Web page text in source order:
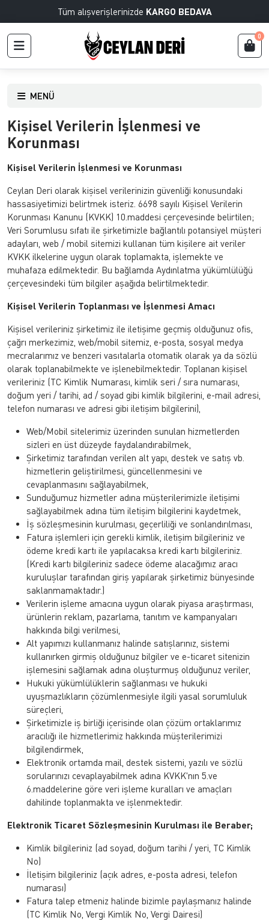
Tüm alışverişlerinizde KARGO BEDAVA
0
MENÜ
Kişisel Verilerin İşlenmesi ve
Korunması
Kişisel Verilerin İşlenmesi ve Korunması
Ceylan Deri olarak kişisel verilerinizin güvenliği konusundaki
hassasiyetimizi belirtmek isteriz. 6698 sayılı Kişisel Verilerin
Korunması Kanunu (KVKK) 10.maddesi çerçevesinde belirtilen;
Veri Sorumlusu sıfatı ile şirketimizle bağlantılı potansiyel müşteri
adayları, web / mobil sitemizi kullanan tüm kişilere ait veriler
KVKK ilkelerine uygun olarak toplamakta, işlemekte ve
muhafaza edilmektedir. Bu bağlamda Aydınlatma yükümlülüğü
çerçevesindeki tüm bilgiler aşağıda belirtilmektedir.
Kişisel Verilerin Toplanması ve İşlenmesi Amacı
Kişisel verileriniz şirketimiz ile iletişime geçmiş olduğunuz ofis,
çağrı merkezimiz, web/mobil sitemiz, e-posta, sosyal medya
mecralarımız ve benzeri vasıtalarla otomatik olarak ya da sözlü
olarak toplanabilmekte ve işlenebilmektedir. Toplanan kişisel
verileriniz (TC Kimlik Numarası, kimlik seri / sıra numarası,
doğum yeri / tarihi, ad / soyad gibi kimlik bilgilerini, e-mail adresi,
telefon numarası ve adresi gibi iletişim bilgilerini),
Web/Mobil sitelerimiz üzerinden sunulan hizmetlerden
sizleri en üst düzeyde faydalandırabilmek,
Şirketimiz tarafından verilen alt yapı, destek ve satış vb.
hizmetlerin geliştirilmesi, güncellenmesini ve
cevaplanmasını sağlayabilmek,
Sunduğumuz hizmetler adına müşterilerimizle iletişimi
sağlayabilmek adına tüm iletişim bilgilerini kaydetmek,
İş sözleşmesinin kurulması, geçerliliği ve sonlandırılması,
Fatura işlemleri için gerekli kimlik, iletişim bilgileriniz ve
ödeme kredi kartı ile yapılacaksa kredi kartı bilgileriniz.
(Kredi kartı bilgileriniz sadece ödeme alacağımız aracı
kuruluşlar tarafından giriş yapılarak şirketimiz bünyesinde
saklanmamaktadır.)
Verilerin işleme amacına uygun olarak piyasa araştırması,
ürünlerin reklam, pazarlama, tanıtım ve kampanyaları
hakkında bilgi verilmesi,
Alt yapımızı kullanmanız halinde satışlarınız, sistemi
kullanırken girmiş olduğunuz bilgiler ve e-ticaret sitenizin
işlemesini sağlamak adına oluşturmuş olduğunuz veriler,
Hukuki yükümlülüklerin sağlanması ve hukuki
uyuşmazlıkların çözümlenmesiyle ilgili yasal sorumluluk
süreçleri,
Şirketimizle iş birliği içerisinde olan çözüm ortaklarımız
aracılığı ile hizmetlerimiz hakkında müşterilerimizi
bilgilendirmek,
Elektronik ortamda mail, destek sistemi, yazılı ve sözlü
sorularınızı cevaplayabilmek adına KVKK'nın 5.ve
6.maddelerine göre veri işleme kuralları ve amaçları
dahilinde toplanmakta ve işlenmektedir.
Elektronik Ticaret Sözleşmesinin Kurulması ile Beraber;
Kimlik bilgileriniz (ad soyad, doğum tarihi / yeri, TC Kimlik
No)
İletişim bilgileriniz (açık adres, e-posta adresi, telefon
numarası)
Fatura talep etmeniz halinde bizimle paylaşmanız halinde
(TC Kimlik No, Vergi Kimlik No, Vergi Dairesi)